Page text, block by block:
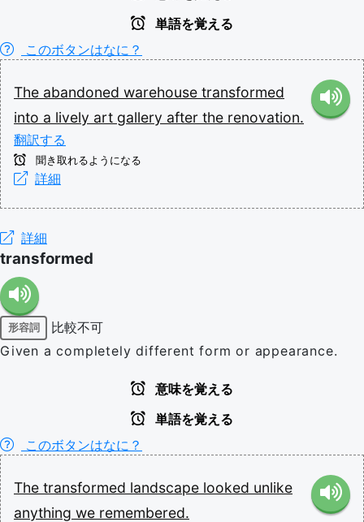
単語を覚える
このボタンはなに？
The abandoned warehouse transformed
into a lively art gallery after the renovation.
翻訳する
聞き取れるようになる
詳細
詳細
transformed
形容詞
比較不可
Given a completely different form or appearance.
意味を覚える
単語を覚える
このボタンはなに？
The transformed landscape looked unlike
anything we remembered.